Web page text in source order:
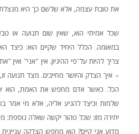
את טובת עצמה, אלא שלשם כך היא
שכל אמיתי הוא, שאין שום תנועה או
במאומה. הכלל היחיד שקיים הוא: כיצד
צריך להיות על־פי ההיגיון. אין "אני"
– איך הצדק והיושר מחייבים. מצד תנועה
הכל. כאשר אדם מחפש את האמת, הוא
שלמות וכיצד להגיע אליה, אלא מי אמר
יתירה מזו: שכל טהור יקשה שאלה נוספת:
מדוע אני קיים? הוא מחפש הצדקה